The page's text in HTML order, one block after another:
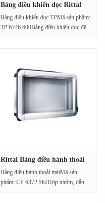
Bảng điều khiển dọc Rittal
Bảng điều khiển dọc TPMã sản phẩm:
TP 6746.600Bảng điều khiển dọc để
Rittal Bảng điều hành thoải
Bảng điều hành thoải máiMã sản
phẩm: CP 6372.562Hộp nhôm, dẫn